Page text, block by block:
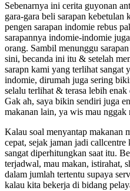
Sebenarnya ini cerita guyonan
gara-gara beli sarapan
pengen sarapan indomie rebus
sarapannya indomie-indomie
orang. Sambil menunggu
sini, becanda ini itu & setelah
sarapn kami yang terlihat sangat
indomie, dirumah juga sering
selalu terlihat & terasa lebih
Gak ah, saya bikin sendiri juga
makanan lain, ya wis mau
Kalau soal menyantap makanan
cepat, sejak jaman jadi
sangat diperhitungkan saat itu.
terjadwal, mau makan, istirahat,
dalam jumlah tertentu supaya
kalau kita bekerja di bidang